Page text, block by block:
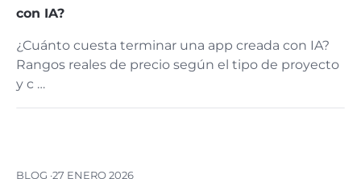
con IA?
¿Cuánto cuesta terminar una app creada con IA?
Rangos reales de precio según el tipo de proyecto
y c …
BLOG ·27 ENERO 2026